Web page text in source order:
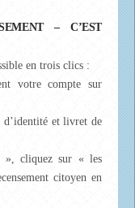
– C’EST
en trois clics :
votre compte sur
d’identité et livret de
», cliquez sur « les
citoyen en